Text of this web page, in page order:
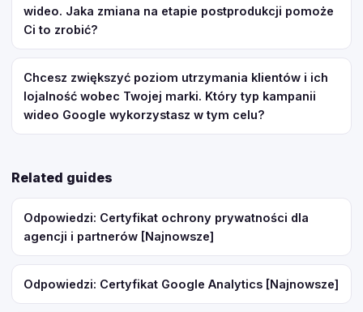
wideo. Jaka zmiana na etapie postprodukcji pomoże
Ci to zrobić?
Chcesz zwiększyć poziom utrzymania klientów i ich
lojalność wobec Twojej marki. Który typ kampanii
wideo Google wykorzystasz w tym celu?
Related guides
Odpowiedzi: Certyfikat ochrony prywatności dla
agencji i partnerów [Najnowsze]
Odpowiedzi: Certyfikat Google Analytics [Najnowsze]